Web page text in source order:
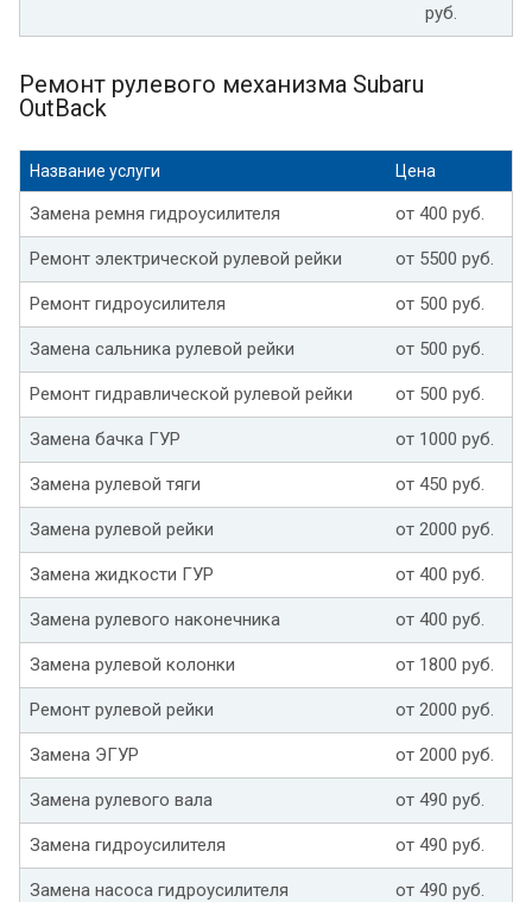
руб.
Ремонт рулевого механизма Subaru
OutBack
Название услуги Цена
Замена ремня гидроусилителя от 400 руб.
Ремонт электрической рулевой рейки от 5500 руб.
Ремонт гидроусилителя от 500 руб.
Замена сальника рулевой рейки от 500 руб.
Ремонт гидравлической рулевой рейки от 500 руб.
Замена бачка ГУР от 1000 руб.
Замена рулевой тяги от 450 руб.
Замена рулевой рейки от 2000 руб.
Замена жидкости ГУР от 400 руб.
Замена рулевого наконечника от 400 руб.
Замена рулевой колонки от 1800 руб.
Ремонт рулевой рейки от 2000 руб.
Замена ЭГУР от 2000 руб.
Замена рулевого вала от 490 руб.
Замена гидроусилителя от 490 руб.
Замена насоса гидроусилителя от 490 руб.